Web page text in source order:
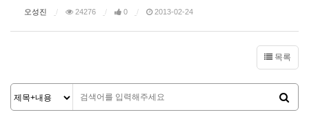
오성진
24276 0 2013-02-24
목록